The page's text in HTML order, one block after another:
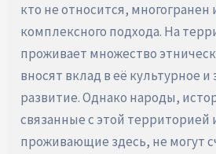
кто не относится, многогранен
комплексного подхода. На
проживает множество
вносят вклад в её культурное
развитие. Однако народы,
связанные с этой
проживающие здесь, не могут